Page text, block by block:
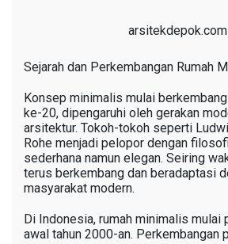
arsitekdepok.com
Sejarah dan Perkembangan Rumah
Konsep minimalis mulai
ke-20, dipengaruhi oleh gerakan
arsitektur. Tokoh-tokoh seperti
Rohe menjadi pelopor dengan
sederhana namun elegan. Seiring
terus berkembang dan beradaptasi
masyarakat modern.
Di Indonesia, rumah minimalis mulai
awal tahun 2000-an. Perkembangan